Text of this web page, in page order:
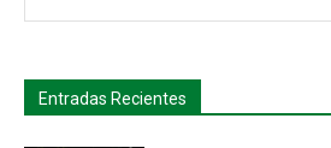
Entradas Recientes